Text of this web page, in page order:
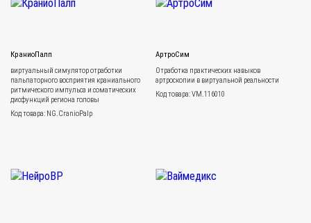
КраниоПалп
виртуальный симулятор отработки
пальпаторного восприятия краниального
ритмического импульса и соматических
дисфункций региона головы
Код товара: NG.CranioPalp
АртроСим
Отработка практических навыков
артроскопии в виртуальной реальности
Код товара: VM.116010